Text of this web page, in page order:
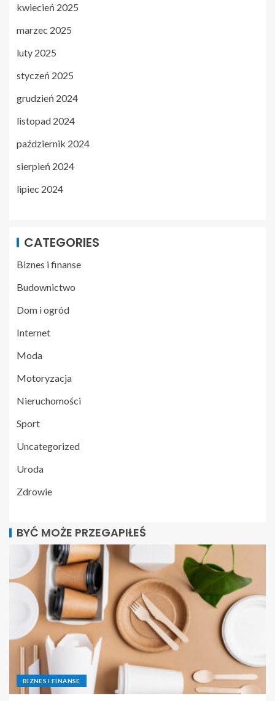
kwiecień 2025
marzec 2025
luty 2025
styczeń 2025
grudzień 2024
listopad 2024
październik 2024
sierpień 2024
lipiec 2024
CATEGORIES
Biznes i finanse
Budownictwo
Dom i ogród
Internet
Moda
Motoryzacja
Nieruchomości
Sport
Uncategorized
Uroda
Zdrowie
BYĆ MOŻE PRZEGAPIŁEŚ
BIZNES I FINANSE